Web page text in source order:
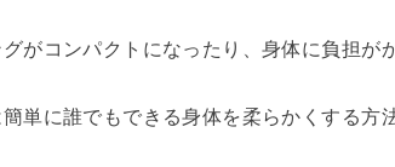
がコンパクトになったり、身体に負担が
単に誰でもできる身体を柔らかくする方